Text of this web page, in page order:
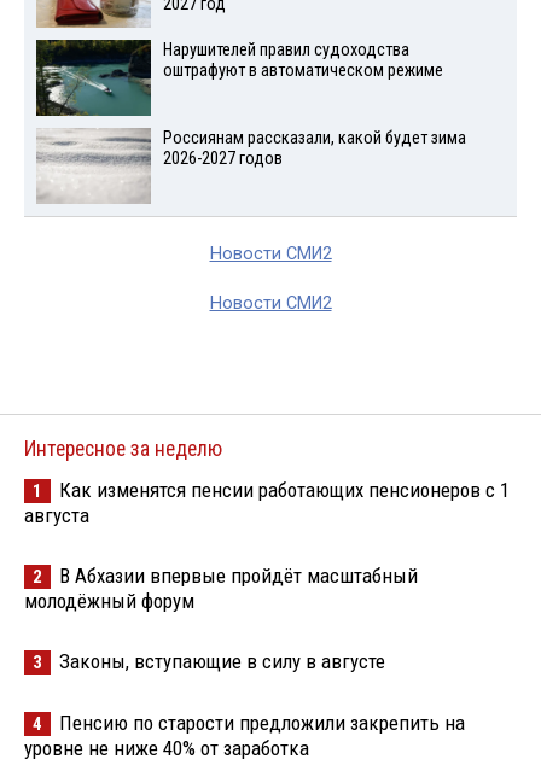
Нарушителей правил судоходства
оштрафуют в автоматическом режиме
Россиянам рассказали, какой будет зима
2026-2027 годов
Новости СМИ2
Новости СМИ2
Интересное за неделю
1
Как изменятся пенсии работающих пенсионеров с 1
августа
2
В Абхазии впервые пройдёт масштабный
молодёжный форум
3 Законы, вступающие в силу в августе
4
Пенсию по старости предложили закрепить на
уровне не ниже 40% от заработка